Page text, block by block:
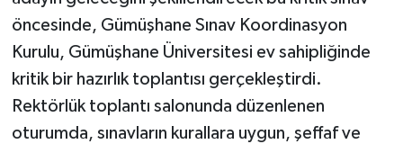
öncesinde, Gümüşhane Sınav Koordinasyon
Kurulu, Gümüşhane Üniversitesi ev sahipliğinde
kritik bir hazırlık toplantısı gerçekleştirdi.
Rektörlük toplantı salonunda düzenlenen
oturumda, sınavların kurallara uygun, şeffaf ve